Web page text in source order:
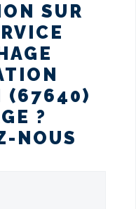
SUR
(67640)
?
NOUS